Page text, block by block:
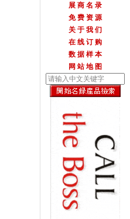
展 商 名 录
免 费 资 源
关 于 我 们
在 线 订 购
数 据 样 本
网 站 地 图